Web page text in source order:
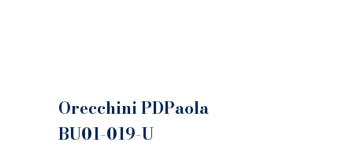
Orecchini PDPaola
BU01-019-U